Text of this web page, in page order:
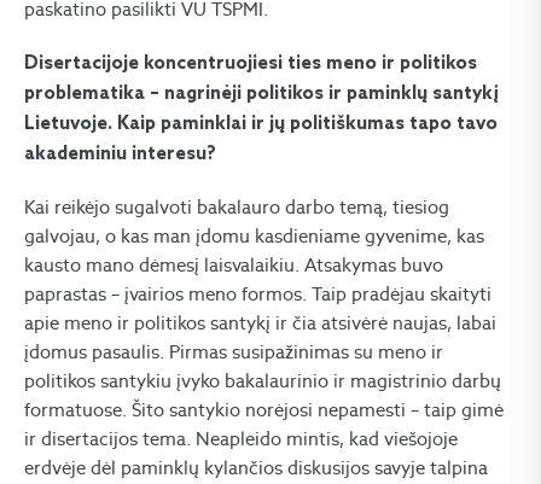
paskatino pasilikti VU TSPMI.
Disertacijoje koncentruojiesi ties meno ir politikos
problematika – nagrinėji politikos ir paminklų santykį
Lietuvoje. Kaip paminklai ir jų politiškumas tapo tavo
akademiniu interesu?
Kai reikėjo sugalvoti bakalauro darbo temą, tiesiog
galvojau, o kas man įdomu kasdieniame gyvenime, kas
kausto mano dėmesį laisvalaikiu. Atsakymas buvo
paprastas – įvairios meno formos. Taip pradėjau skaityti
apie meno ir politikos santykį ir čia atsivėrė naujas, labai
įdomus pasaulis. Pirmas susipažinimas su meno ir
politikos santykiu įvyko bakalaurinio ir magistrinio darbų
formatuose. Šito santykio norėjosi nepamesti – taip gimė
ir disertacijos tema. Neapleido mintis, kad viešojoje
erdvėje dėl paminklų kylančios diskusijos savyje talpina